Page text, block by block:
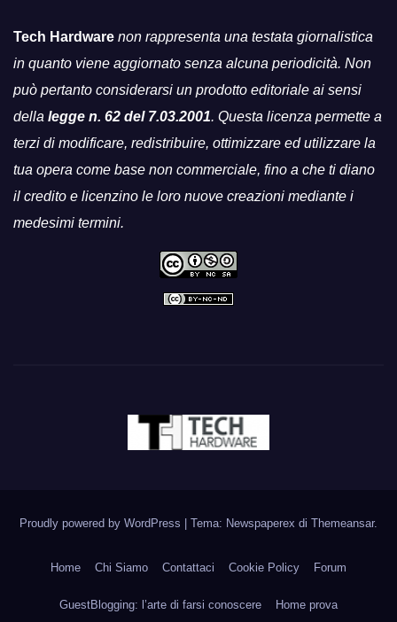
Tech Hardware non rappresenta una testata giornalistica
in quanto viene aggiornato senza alcuna periodicità. Non
può pertanto considerarsi un prodotto editoriale ai sensi
della legge n. 62 del 7.03.2001. Questa licenza permette a
terzi di modificare, redistribuire, ottimizzare ed utilizzare la
tua opera come base non commerciale, fino a che ti diano
il credito e licenzino le loro nuove creazioni mediante i
medesimi termini.
Proudly powered by WordPress Tema: Newspaperex di Themeansar.
Home Chi Siamo Contattaci Cookie Policy Forum
GuestBlogging: l’arte di farsi conoscere Home prova